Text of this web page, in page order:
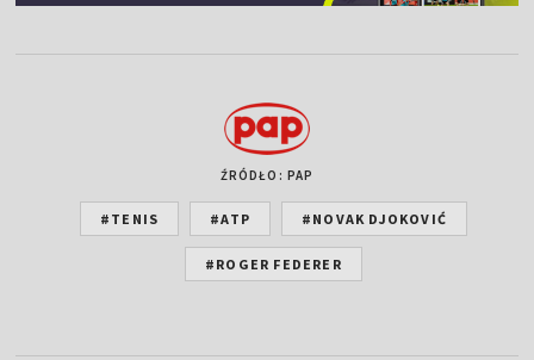
ŹRÓDŁO: PAP
#TENIS #ATP #NOVAK DJOKOVIĆ
#ROGER FEDERER